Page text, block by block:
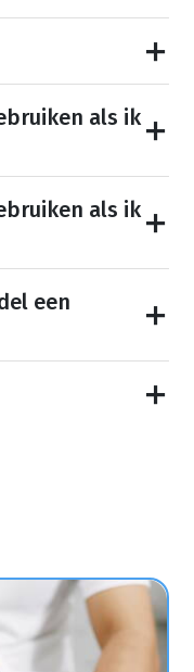
als ik
als ik
een